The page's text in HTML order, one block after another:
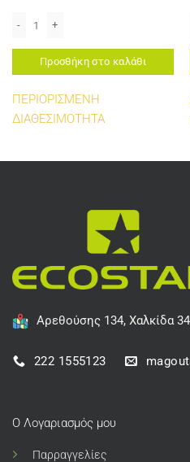
Προσθήκη στο καλάθι
ΠΕΡΙΟΡΙΣΜΕΝΗ
ΔΙΑΘΕΣΙΜΟΤΗΤΑ
Αρεθούσης 134, Χαλκίδα
222 1555123
Ο Λογαριασμός μου
Παρραγγελίες